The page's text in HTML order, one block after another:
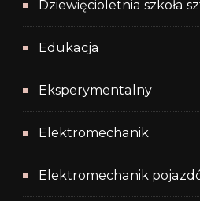
Dziewięcioletnia szkoła
Edukacja
Eksperymentalny
Elektromechanik
Elektromechanik